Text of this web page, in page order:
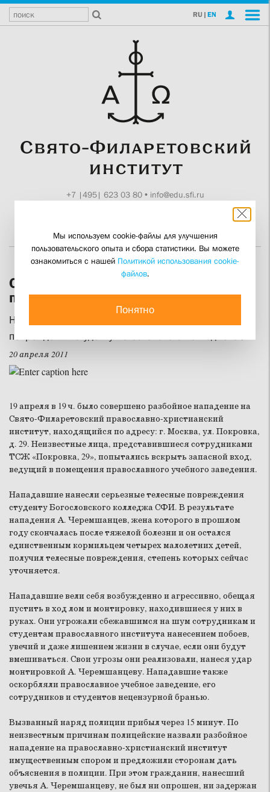
RU | EN
+7 |495| 623 03 80• info@edu.sfi.ru
Совершено разбойное нападение на
православный институт
Нападавшие нанесли серьезные телесные
повреждения студенту Богословского колледжа СФИ
20 апреля 2011
19 апреля в 19 ч. было совершено разбойное нападение на
Свято-Филаретовский православно-христианский
институт, находящийся по адресу: г. Москва, ул. Покровка,
д. 29. Неизвестные лица, представившиеся сотрудниками
ТСЖ «Покровка, 29», попытались вскрыть запасной вход,
ведущий в помещения православного учебного заведения.
Нападавшие нанесли серьезные телесные повреждения
студенту Богословского колледжа СФИ. В результате
нападения А. Черемшанцев, жена которого в прошлом
году скончалась после тяжелой болезни и он остался
единственным кормильцем четырех малолетних детей,
получил телесные повреждения, степень которых сейчас
уточняется.
Нападавшие вели себя возбужденно и агрессивно, обещая
пустить в ход лом и монтировку, находившиеся у них в
руках. Они угрожали сбежавшимся на шум сотрудникам и
студентам православного института нанесением побоев,
увечий и даже лишением жизни в случае, если они будут
вмешиваться. Свои угрозы они реализовали, нанеся удар
монтировкой А. Черемшанцеву. Нападавшие также
оскорбляли православное учебное заведение, его
сотрудников и студентов нецензурной бранью.
Вызванный наряд полиции прибыл через 15 минут. По
неизвестным причинам полицейские назвали разбойное
нападение на православно-христианский институт
имущественным спором и предложили сторонам дать
объяснения в полиции. При этом гражданин, нанесший
увечья А. Черемшанцеву, не был ни опрошен, ни задержан
Мы используем cookie-файлы для улучшения
пользовательского опыта и сбора статистики. Вы можете
ознакомиться с нашей Политикой использования cookie-
файлов.
Понятно